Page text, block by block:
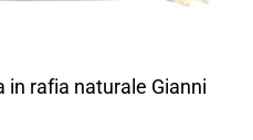
in rafia naturale Gianni